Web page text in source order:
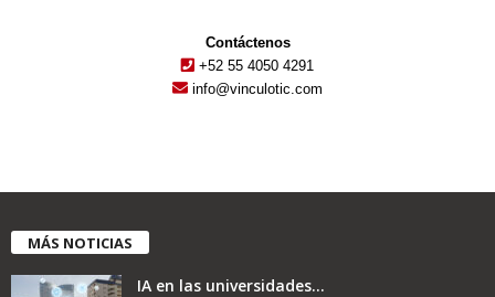
Contáctenos
+52 55 4050 4291
info@vinculotic.com
MÁS NOTICIAS
IA en las universidades...